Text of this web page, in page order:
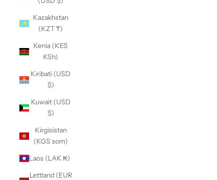
Kazakhstan
(KZT ₸)
Kenia (KES
KSh)
Kiribati (USD
$)
Kuwait (USD
$)
Kirgisistan
(KGS som)
Laos (LAK ₭)
Lettland (EUR